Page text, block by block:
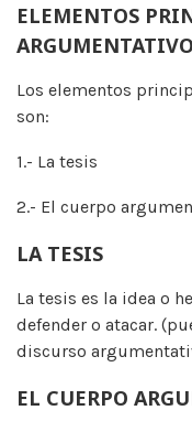
ELEMENTOS
ARGUMENTATIVO
Los elementos
son:
1.- La tesis
2.- El cuerpo
LA TESIS
La tesis es la idea o
defender o atacar.
discurso
EL CUERPO